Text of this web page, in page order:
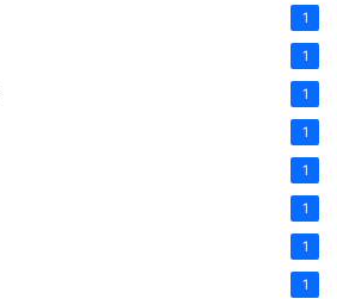
1
1
1
1
1
1
1
1